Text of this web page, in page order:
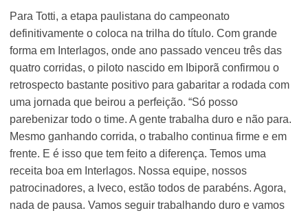
Para Totti, a etapa paulistana do campeonato
definitivamente o coloca na trilha do título. Com grande
forma em Interlagos, onde ano passado venceu três das
quatro corridas, o piloto nascido em Ibiporã confirmou o
retrospecto bastante positivo para gabaritar a rodada com
uma jornada que beirou a perfeição. “Só posso
parebenizar todo o time. A gente trabalha duro e não para.
Mesmo ganhando corrida, o trabalho continua firme e em
frente. E é isso que tem feito a diferença. Temos uma
receita boa em Interlagos. Nossa equipe, nossos
patrocinadores, a Iveco, estão todos de parabéns. Agora,
nada de pausa. Vamos seguir trabalhando duro e vamos